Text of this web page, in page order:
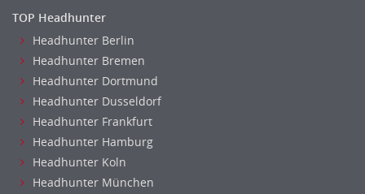
TOP Headhunter
Headhunter Berlin
Headhunter Bremen
Headhunter Dortmund
Headhunter Dusseldorf
Headhunter Frankfurt
Headhunter Hamburg
Headhunter Koln
Headhunter München